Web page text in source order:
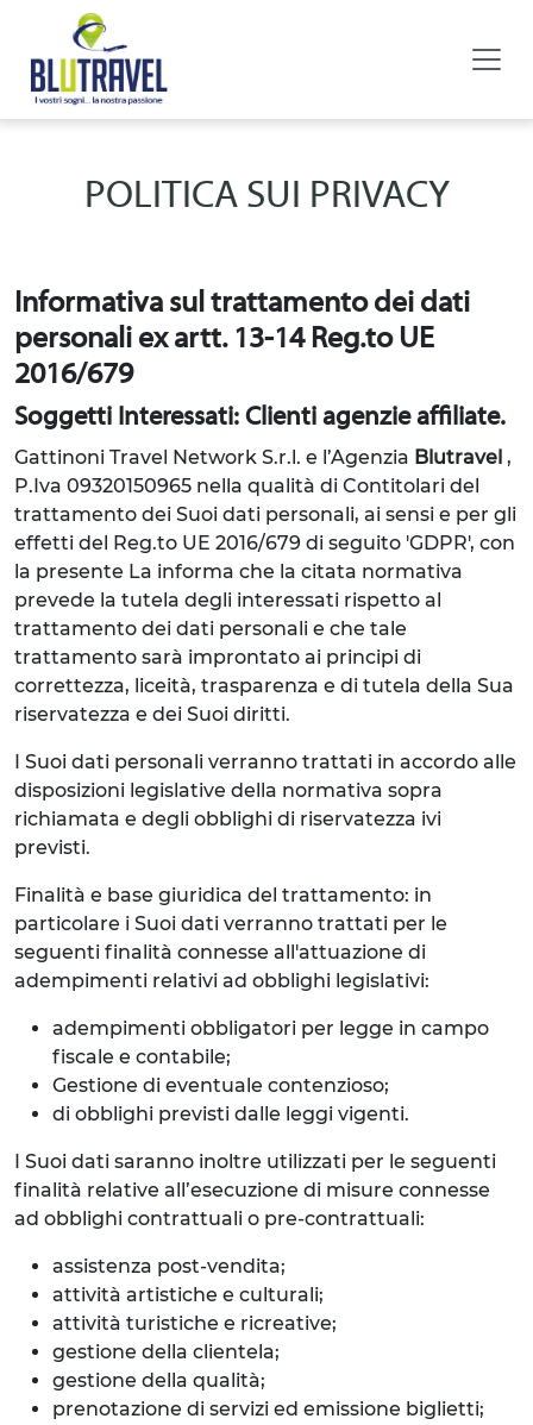
POLITICA SUI PRIVACY
Informativa sul trattamento dei dati
personali ex artt. 13-14 Reg.to UE
2016/679
Soggetti Interessati: Clienti agenzie affiliate.
Gattinoni Travel Network S.r.l. e l’Agenzia Blutravel ,
P.Iva 09320150965 nella qualità di Contitolari del
trattamento dei Suoi dati personali, ai sensi e per gli
effetti del Reg.to UE 2016/679 di seguito 'GDPR', con
la presente La informa che la citata normativa
prevede la tutela degli interessati rispetto al
trattamento dei dati personali e che tale
trattamento sarà improntato ai principi di
correttezza, liceità, trasparenza e di tutela della Sua
riservatezza e dei Suoi diritti.
I Suoi dati personali verranno trattati in accordo alle
disposizioni legislative della normativa sopra
richiamata e degli obblighi di riservatezza ivi
previsti.
Finalità e base giuridica del trattamento: in
particolare i Suoi dati verranno trattati per le
seguenti finalità connesse all'attuazione di
adempimenti relativi ad obblighi legislativi:
adempimenti obbligatori per legge in campo
fiscale e contabile;
Gestione di eventuale contenzioso;
di obblighi previsti dalle leggi vigenti.
I Suoi dati saranno inoltre utilizzati per le seguenti
finalità relative all’esecuzione di misure connesse
ad obblighi contrattuali o pre-contrattuali:
assistenza post-vendita;
attività artistiche e culturali;
attività turistiche e ricreative;
gestione della clientela;
gestione della qualità;
prenotazione di servizi ed emissione biglietti;